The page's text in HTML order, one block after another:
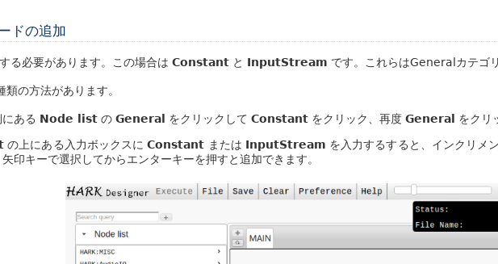
ドの追加
る必要があります。この場合は Constant と InputStream です。これらはGeneralカテゴ
類の方法があります。
ある Node list の General をクリックして Constant をクリック、再度 General をクリ
の上にある入力ボックスにConstant または InputStream を入力するすると、インクリメ
印キーで選択してからエンターキーを押すと追加できます。